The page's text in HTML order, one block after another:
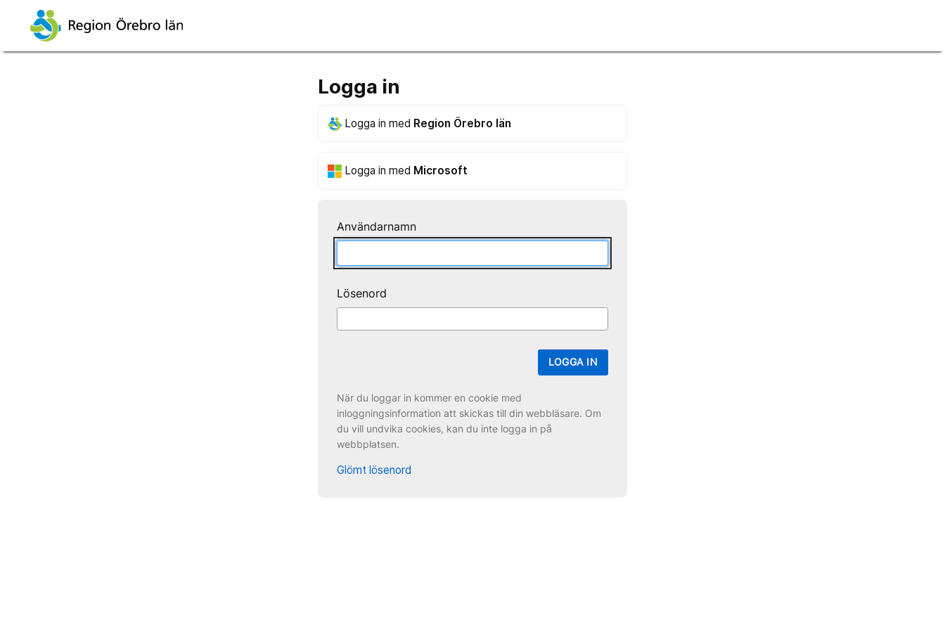
Logga in
Logga in med Region Örebro län
Logga in med Microsoft
Användarnamn
Lösenord
LOGGA IN
När du loggar in kommer en cookie med
inloggningsinformation att skickas till din webbläsare. Om
du vill undvika cookies, kan du inte logga in på
webbplatsen.
Glömt lösenord